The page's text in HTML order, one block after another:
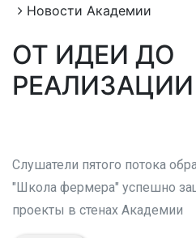
Новости Академии
ОТ ИДЕИ ДО
РЕАЛИЗАЦИИ
Слушатели пятого потока
"Школа фермера" успешно
проекты в стенах Академии